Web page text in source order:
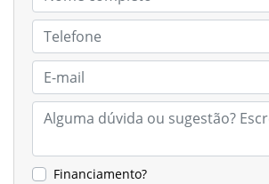
Financiamento?